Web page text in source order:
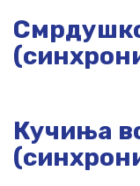
Кучиња